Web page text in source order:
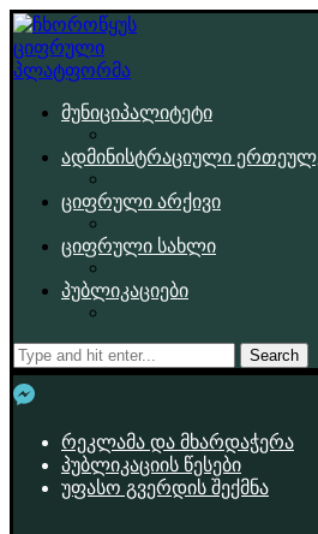
მუნიციპალიტეტი
ადმინისტრაციული
ციფრული არქივი
ციფრული სახლი
პუბლიკაციები
Search
რეკლამა და მხარდაჭერა
პუბლიკაციის წესები
უფასო გვერდის შექმნა